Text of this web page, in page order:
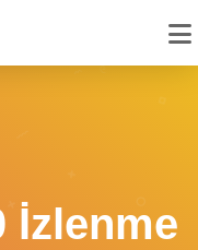
İzlenme